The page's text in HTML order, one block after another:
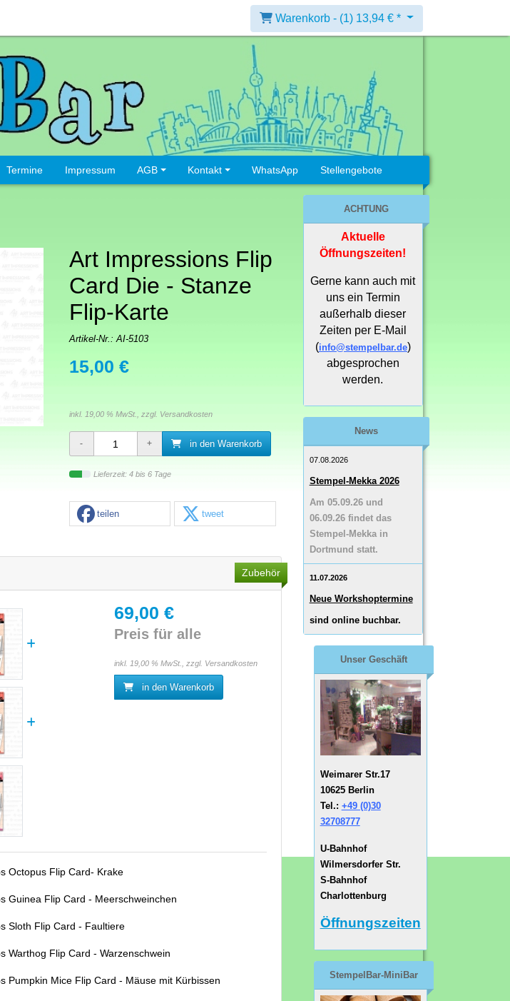
Warenkorb - (1) 13,94 € *
Termine Impressum AGB Kontakt WhatsApp Stellengebote
Art Impressions Flip
Card Die - Stanze
Flip-Karte
Artikel-Nr.:AI-5103
15,00 €
inkl. 19,00 % MwSt., zzgl. Versandkosten
in den Warenkorb
Lieferzeit: 4 bis 6 Tage
teilen tweet
Zubehör
69,00 €
Preis für alle
inkl. 19,00 % MwSt., zzgl. Versandkosten
in den Warenkorb
Octopus Flip Card- Krake
Guinea Flip Card - Meerschweinchen
Sloth Flip Card - Faultiere
Warthog Flip Card - Warzenschwein
Pumpkin Mice Flip Card - Mäuse mit Kürbissen
ACHTUNG
Aktuelle
Öffnungszeiten!
Gerne kann auch mit
uns ein Termin
außerhalb dieser
Zeiten per E-Mail
(info@stempelbar.de)
abgesprochen
werden.
News
07.08.2026
Stempel-Mekka 2026
Am 05.09.26 und
06.09.26 findet das
Stempel-Mekka in
Dortmund statt.
11.07.2026
Neue Workshoptermine
sind online buchbar.
Unser Geschäft
Weimarer Str.17
10625 Berlin
Tel.: +49 (0)30
32708777
U-Bahnhof
Wilmersdorfer Str.
S-Bahnhof
Charlottenburg
Öffnungszeiten
StempelBar-MiniBar